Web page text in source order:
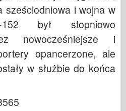
sześciodniowa i wojna w
152 był stopniowo
nowocześniejsze i
opancerzone, ale
w służbie do końca